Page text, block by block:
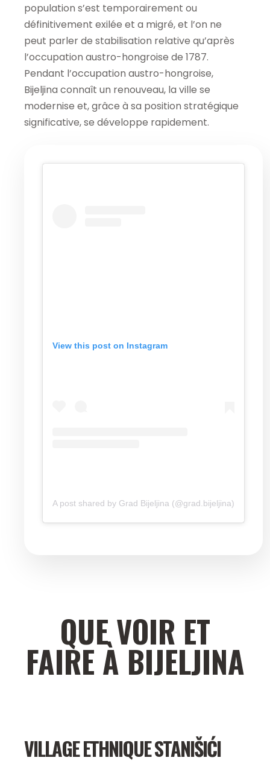
View this post on Instagram
A post shared by Grad Bijeljina (@grad.bijeljina)
population s’est temporairement ou
définitivement exilée et a migré, et l’on ne
peut parler de stabilisation relative qu’après
l’occupation austro-hongroise de 1787.
Pendant l’occupation austro-hongroise,
Bijeljina connaît un renouveau, la ville se
modernise et, grâce à sa position stratégique
significative, se développe rapidement.
QUE VOIR ET
FAIRE À BIJELJINA
VILLAGE ETHNIQUE STANIŠIĆI